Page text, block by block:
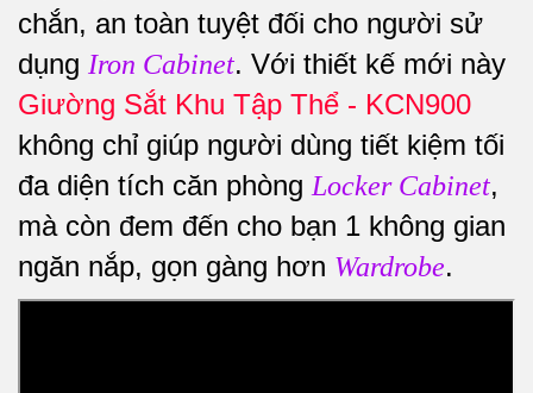
chắn, an toàn tuyệt đối cho người sử
dụng Iron Cabinet. Với thiết kế mới này
Giường Sắt Khu Tập Thể - KCN900
không chỉ giúp người dùng tiết kiệm tối
đa diện tích căn phòng Locker Cabinet,
mà còn đem đến cho bạn 1 không gian
ngăn nắp, gọn gàng hơn Wardrobe.